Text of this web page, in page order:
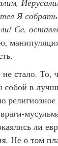
Я
Се,
стало. То,
собой в
ли
Не о том